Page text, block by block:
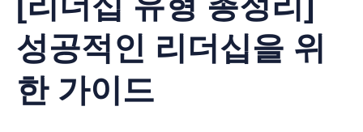
성공적인 리더십을 위
한 가이드